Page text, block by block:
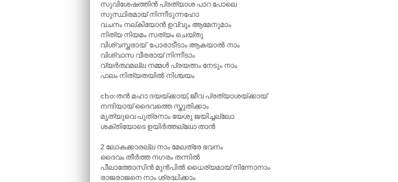
സുവിശേഷത്തിൻ പ്രത്യാശ പാറ പോലെ
സുസ്ഥിരമായ് നിന്നീടുന്നഹോ
വചനം നല്കിയോൻ ഉവ്വും ആമേനുമാം
നിത്യ നിയമം സത്യം ചെയ്തു
വിശ്വസ്തരായ് പോരാടീടാം ആകയാൽ നാം
വിശ്വാസ വീരരായ് നിന്നീടാം
വ്യർത്ഥമല്ല നമ്മൾ പ്രയത്നം നേടും നാം
ഫലം നിത്യതയിൽ നിശ്ചയം
cho:തൻ മഹാ ദയയ്ക്കായ്, ജീവ പ്രത്യാശയ്ക്കായ്‌
നന്ദിയായ് ദൈവത്തെ സ്തുതിക്കാം
മൃത്യുവെ പുത്രനാം യേശു ജയിച്ചല്ലോ
ശക്തിയോടെ ഉയിർത്തല്ലോ താൻ
2 ലോകക്കാരല്ല നാം മേലത്രേ ഭവനം
ദൈവം തീർത്ത നഗരം തന്നിൽ
പീലാത്തോസിൻ മുൻപിൽ ധൈര്യമായ്‌ നിന്നോനാം
രാജരാജനെ നാം ശ്രദ്ധിക്കാം